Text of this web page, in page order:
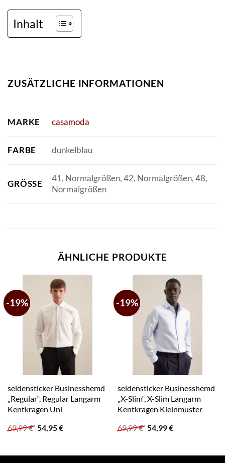
Inhalt
ZUSÄTZLICHE INFORMATIONEN
MARKE casamoda
FARBE dunkelblau
GRÖSSE
41, Normalgrößen, 42, Normalgrößen, 48,
Normalgrößen
ÄHNLICHE PRODUKTE
-19%
seidensticker Businesshemd
„Regular“, Regular Langarm
Kentkragen Uni
69,99€ Ursprünglicher
Preis
54,95€Aktueller
-19%
seidensticker Businesshemd
„X-Slim“, X-Slim Langarm
Kentkragen Kleinmuster
69,99€ Ursprünglicher
Preis
54,99€Aktueller